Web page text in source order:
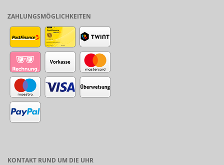
ZAHLUNGSMÖGLICHKEITEN
KONTAKT RUND UM DIE UHR